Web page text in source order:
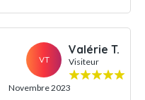
VT
Valérie T.
Visiteur
Novembre 2023